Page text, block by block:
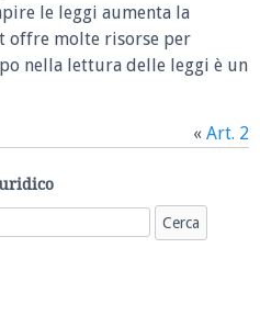
le leggi aumenta la
offre molte risorse per
nella lettura delle leggi è un
« Art. 2